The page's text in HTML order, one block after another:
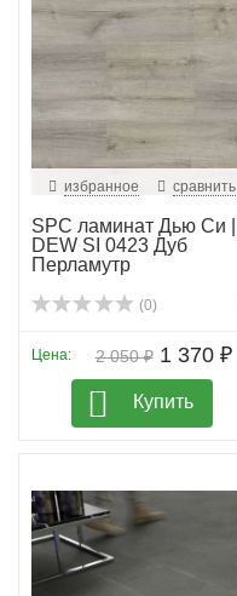
избранное сравнить
SPC ламинат Дью Си |
DEW SI 0423 Дуб
Перламутр
(0)
2 050 ₽
Цена: 1 370 ₽
Купить